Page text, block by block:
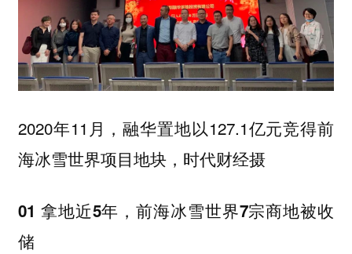
2020年11月，融华置地以127.1亿元竞得前
海冰雪世界项目地块，时代财经摄
01 拿地近5年，前海冰雪世界7宗商地被收
储